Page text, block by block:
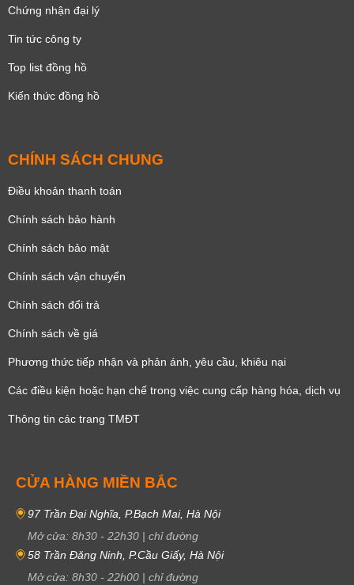
Chứng nhận đại lý
Tin tức công ty
Top list đồng hồ
Kiến thức đồng hồ
CHÍNH SÁCH CHUNG
Điều khoản thanh toán
Chính sách bảo hành
Chính sách bảo mật
Chính sách vận chuyển
Chính sách đổi trả
Chính sách về giá
Phương thức tiếp nhận và phản ánh, yêu cầu, khiêu nại
Các điều kiện hoặc hạn chế trong việc cung cấp hàng hóa, dịch vụ
Thông tin các trang TMĐT
CỬA HÀNG MIỀN BẮC
97 Trần Đại Nghĩa, P.Bạch Mai, Hà Nội
Mở cửa: 8h30 - 22h30 | chỉ đường
58 Trần Đăng Ninh, P.Cầu Giấy, Hà Nội
Mở cửa: 8h30 - 22h00 | chỉ đường